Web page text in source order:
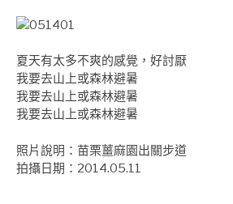
夏天有太多不爽的感覺，好討厭
我要去山上或森林避暑
我要去山上或森林避暑
我要去山上或森林避暑
照片說明：苗栗薑麻園出關步道
拍攝日期：2014.05.11